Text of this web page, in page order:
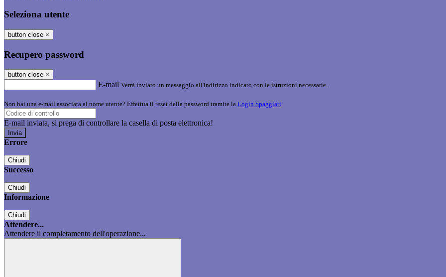
Seleziona utente
button close ×
Recupero password
button close ×
E-mail Verrà inviato un messaggio all'indirizzo indicato con le istruzioni necessarie.
Non hai una e-mail associata al nome utente? Effettua il reset della password tramite la Login Spaggiari
E-mail inviata, si prega di controllare la casella di posta elettronica!
Errore
Chiudi
Successo
Chiudi
Informazione
Chiudi
Attendere...
Attendere il completamento dell'operazione...